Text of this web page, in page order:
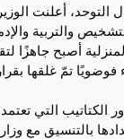
التوحد، أعلنت
والتربية
أصبح جاهزًا
وأنّ 133 فضاء فوضويًا تمّ
الكتاتيب التي
بالتنسيق مع